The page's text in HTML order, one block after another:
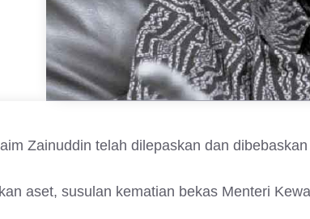
Zainuddin telah dilepaskan dan
aset, susulan kematian bekas Menteri